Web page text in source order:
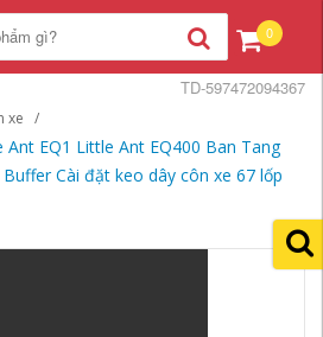
0
xe
EQ1 Little Ant EQ400 Ban Tang
Cài đặt keo dây côn xe 67 lốp
TD-597472094367